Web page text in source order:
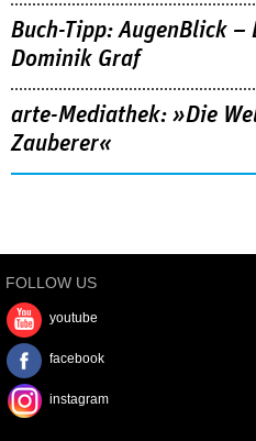
Buch-Tipp: AugenBlick –
Dominik Graf
arte-Mediathek: »Die
Zauberer«
FOLLOW US
youtube
facebook
instagram